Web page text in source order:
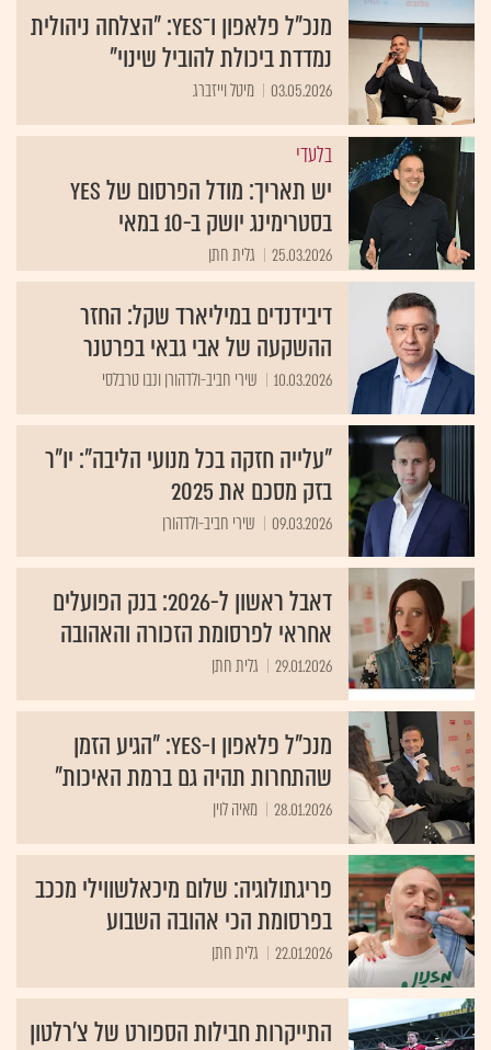
מנכ"ל פלאפון ו־yes: "הצלחה ניהולית
נמדדת ביכולת להוביל שינוי"
03.05.2026 מיטל וייזברג
בלעדי
יש תאריך: מודל הפרסום של yes
בסטרימינג יושק ב-10 במאי
25.03.2026 גלית חתן
דיבידנדים במיליארד שקל: החזר
ההשקעה של אבי גבאי בפרטנר
10.03.2026 שירי חביב-ולדהורן ונבו טרבלסי
"עלייה חזקה בכל מנועי הליבה": יו"ר
בזק מסכם את 2025
09.03.2026 שירי חביב-ולדהורן
דאבל ראשון ל-2026: בנק הפועלים
אחראי לפרסומת הזכורה והאהובה
29.01.2026 גלית חתן
מנכ"ל פלאפון ו-yes: "הגיע הזמן
שהתחרות תהיה גם ברמת האיכות"
28.01.2026 מאיה לוין
פריגתולוגיה: שלום מיכאלשווילי מככב
בפרסומת הכי אהובה השבוע
22.01.2026 גלית חתן
התייקרות חבילות הספורט של צ'רלטון